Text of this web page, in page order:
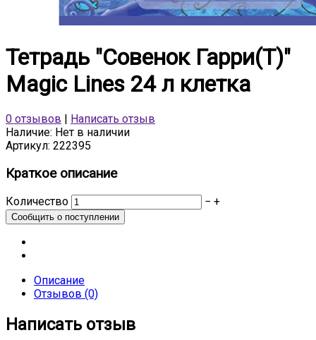
Тетрадь "Совенок Гарри(Т)"
Magic Lines 24 л клетка
0 отзывов
Написать отзыв
Наличие: Нет в наличии
Артикул: 222395
Краткое описание
Количество − +
Описание
Отзывов (0)
Написать отзыв